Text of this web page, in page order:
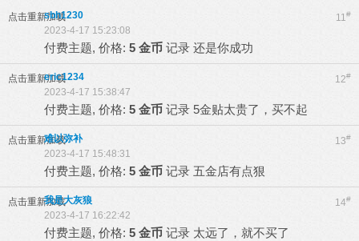
点击重新加载 11#
sbh1230
2023-4-17 15:23:08
付费主题, 价格: 5 金币 记录 还是你成功
点击重新加载 12#
eric1234
2023-4-17 15:38:47
付费主题, 价格: 5 金币 记录 5金贴太贵了，买不起
点击重新加载 13#
难以弥补
2023-4-17 15:48:31
付费主题, 价格: 5 金币 记录 五金店有点狠
点击重新加载 14#
我是大灰狼
2023-4-17 16:22:42
付费主题, 价格: 5 金币 记录 太远了，就不买了